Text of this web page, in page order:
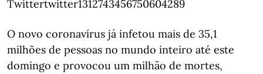
Twittertwitter1312743456750604289
O novo coronavírus já infetou mais de 35,1
milhões de pessoas no mundo inteiro até este
domingo e provocou um milhão de mortes,